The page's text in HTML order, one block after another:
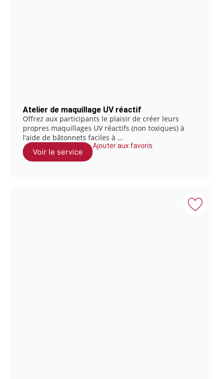
Atelier de maquillage UV réactif
Offrez aux participants le plaisir de créer leurs
propres maquillages UV réactifs (non toxiques) à
l’aide de bâtonnets faciles à …
Voir le service
Ajouter aux favoris